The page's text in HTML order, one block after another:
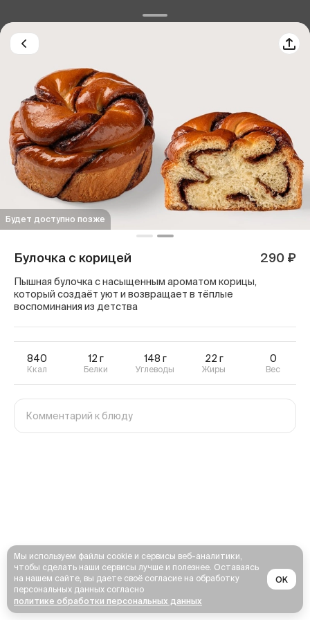
Будет доступно позже
Булочка с корицей 290 ₽
Пышная булочка с насыщенным ароматом корицы,
который создаёт уют и возвращает в тёплые
воспоминания из детства
840
Ккал
12 г
Белки
148 г
Углеводы
22 г
Жиры
0
Вес
Мы используем файлы cookie и сервисы веб-аналитики,
чтобы сделать наши сервисы лучше и полезнее. Оставаясь
на нашем сайте, вы даете своё согласие на обработку
персональных данных согласно
политике обработки персональных данных
OK